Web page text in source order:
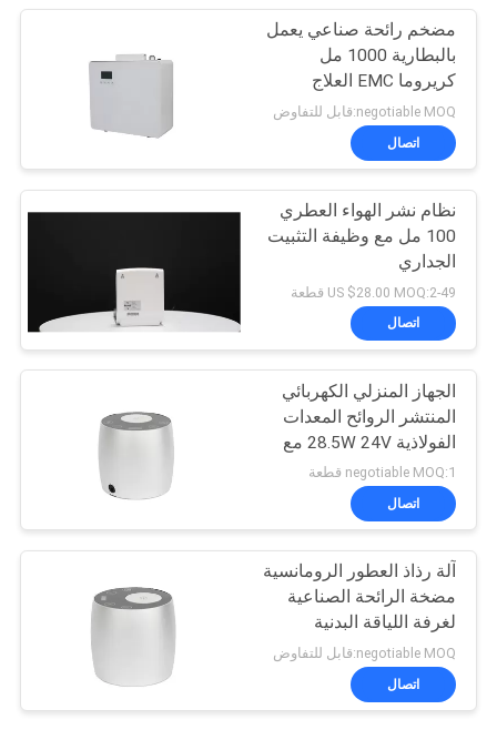
سياسة
الخصوصية
مضخم رائحة صناعي يعمل
بالبطارية 1000 مل
كريروما EMC العلاج
بالرائحة
negotiable MOQ:قابل للتفاوض
اتصال
نظام نشر الهواء العطري
100 مل مع وظيفة التثبيت
الجداري
US $28.00 MOQ:2-49 قطعة
اتصال
الجهاز المنزلي الكهربائي
المنتشر الروائح المعدات
الفولاذية 28.5W 24V مع
زجاجة 60ml
negotiable MOQ:1 قطعة
اتصال
آلة رذاذ العطور الرومانسية
مضخة الرائحة الصناعية
لغرفة اللياقة البدنية
negotiable MOQ:قابل للتفاوض
اتصال